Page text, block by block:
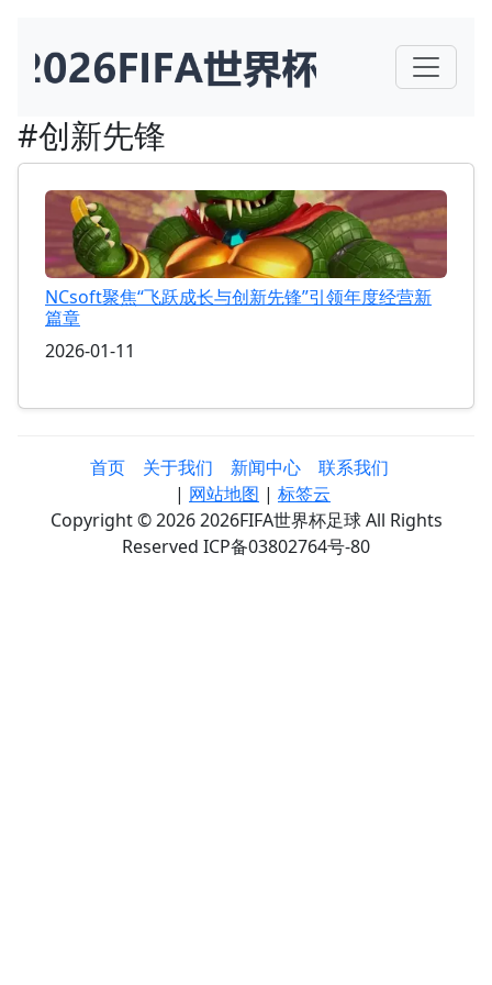
#创新先锋
NCsoft聚焦“飞跃成长与创新先锋”引领年度经营新
篇章
2026-01-11
首页 关于我们 新闻中心
联系我们
| 网站地图 | 标签云
Copyright © 2026 2026FIFA世界杯足球 All Rights
Reserved ICP备03802764号-80